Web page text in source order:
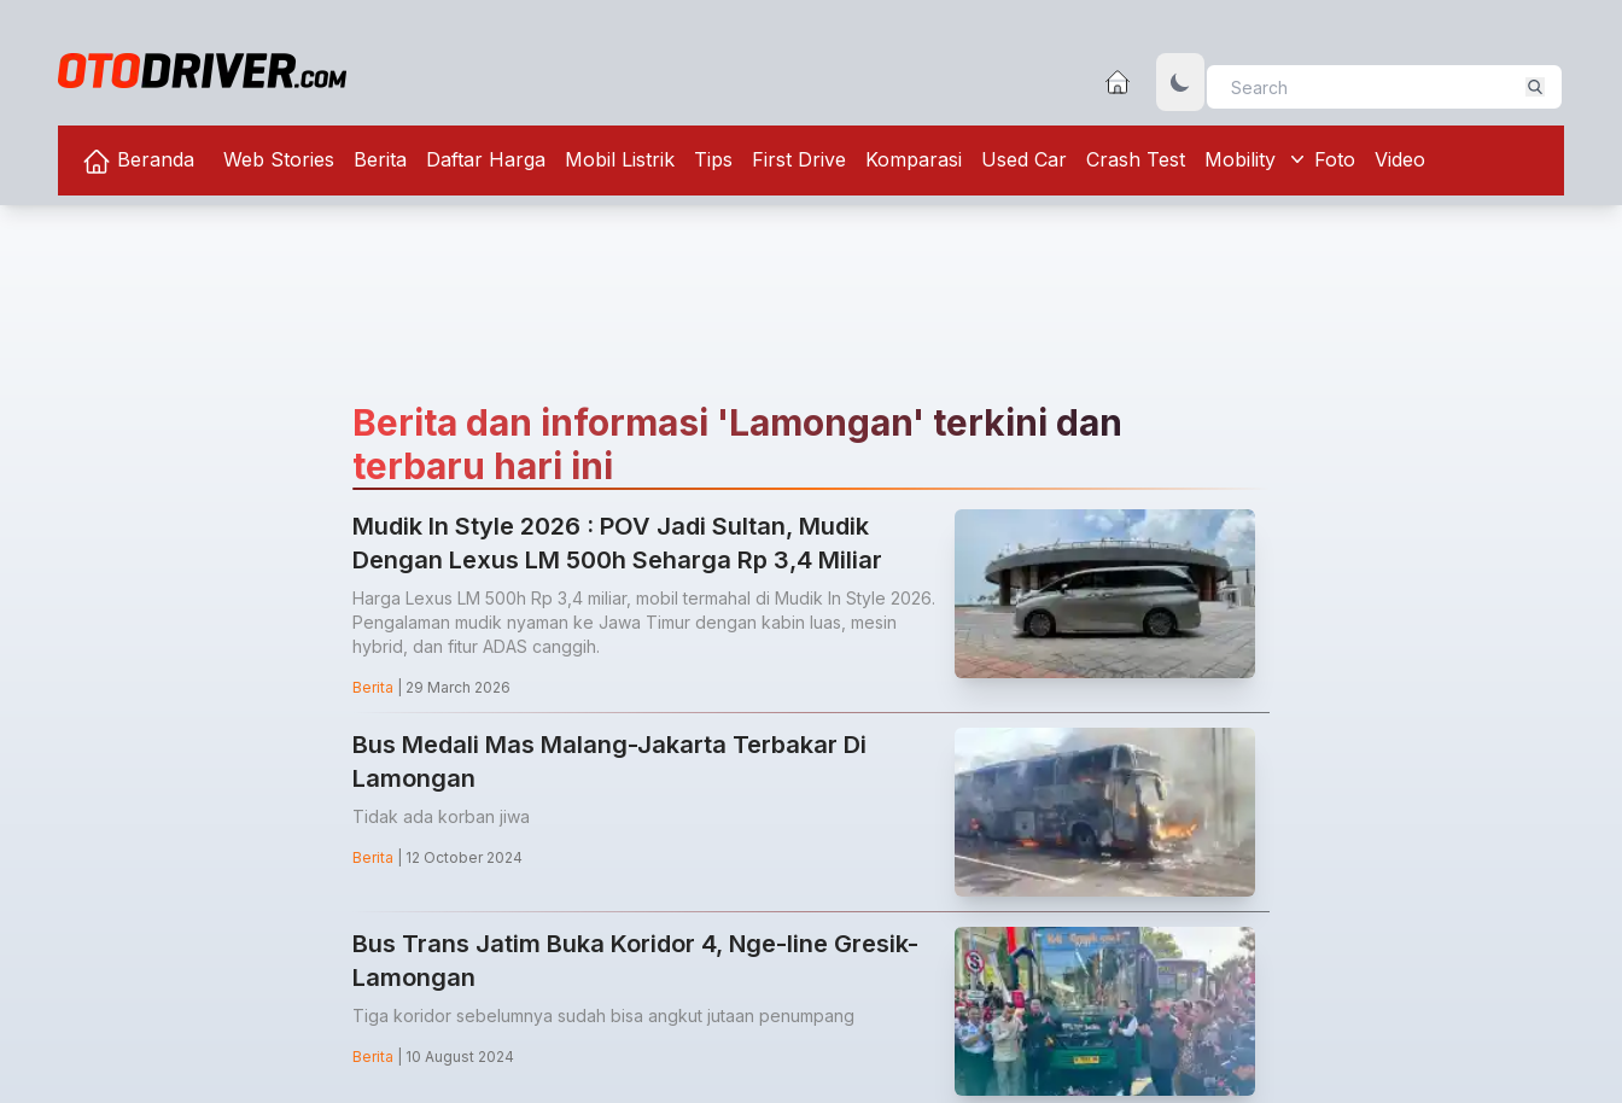
Beranda Web Stories Berita Daftar Harga Mobil Listrik Tips First Drive Komparasi Used Car Crash Test Mobility Foto Video
Berita dan informasi 'Lamongan' terkini dan
terbaru hari ini
Mudik In Style 2026 : POV Jadi Sultan, Mudik
Dengan Lexus LM 500h Seharga Rp 3,4 Miliar
Harga Lexus LM 500h Rp 3,4 miliar, mobil termahal di Mudik In Style 2026.
Pengalaman mudik nyaman ke Jawa Timur dengan kabin luas, mesin
hybrid, dan fitur ADAS canggih.
Berita | 29 March 2026
Bus Medali Mas Malang-Jakarta Terbakar Di
Lamongan
Tidak ada korban jiwa
Berita | 12 October 2024
Bus Trans Jatim Buka Koridor 4, Nge-line Gresik-
Lamongan
Tiga koridor sebelumnya sudah bisa angkut jutaan penumpang
Berita | 10 August 2024